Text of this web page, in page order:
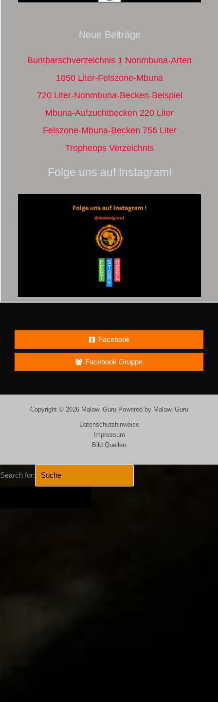
Neue Beiträge
Buntbarschverzeichnis 1 Nonmbuna-Arten
1050 Liter-Felszone-Mbuna
720 Liter-Nonmbuna-Becken-Beispiel
Mbuna-Aufzuchtbecken 220 Liter
Felszone-Mbuna-Becken 756 Liter
Tropheops Verzeichnis
Folge uns auf Instagram!
Facebook
Facebook Gruppe
Copyright © 2026 Malawi-Guru Powered by Malawi-Guru
Datenschutzhinweise
Impressum
Bild Quellen
Search for: